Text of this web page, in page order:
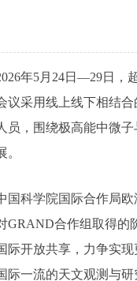
年5月24日—29日，
议采用线上线下相结
员，围绕极高能中微
。
国科学院国际合作局
GRAND合作组取得的
际开放共享，力争实
际一流的天文观测与研